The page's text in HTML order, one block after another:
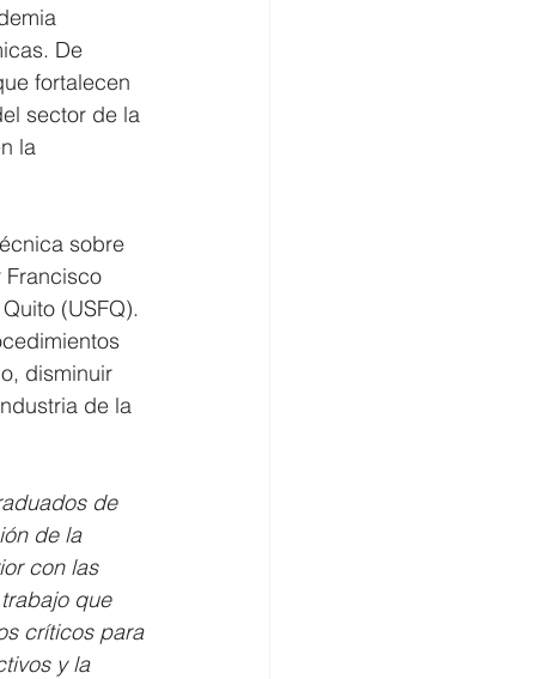
De
fortalecen
sector de la
la
sobre
(USFQ).
disminuir
de la
de
de la
con las
que
críticos para
y la